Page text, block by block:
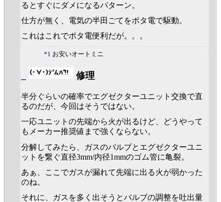
るとすぐにダメになるパターン。
仕方が無く、電気の半田ごてをポタ電で駆動。
これはこれでポタ電便利だが。。。
*1 お安いオートミニ
修理
半分ぐらいの確率でエグゼクターユニット交換で直
るのだが、今回はそうではない。
一応ユニットの先端から火が出るけど、どうやって
もメーカー推奨値まで強くならない。
分解してみたら、ガスのバルブとエグゼクターユニ
ットを繋ぐ直径3mm/内径1mmのゴム管に亀裂。
あぁ、ここでガスが漏れて先端に出る火が弱かった
のね。
それに、ガスを多く出そうとバルブの調整を吐出量